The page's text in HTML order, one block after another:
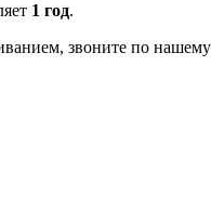
1 год.
звоните по